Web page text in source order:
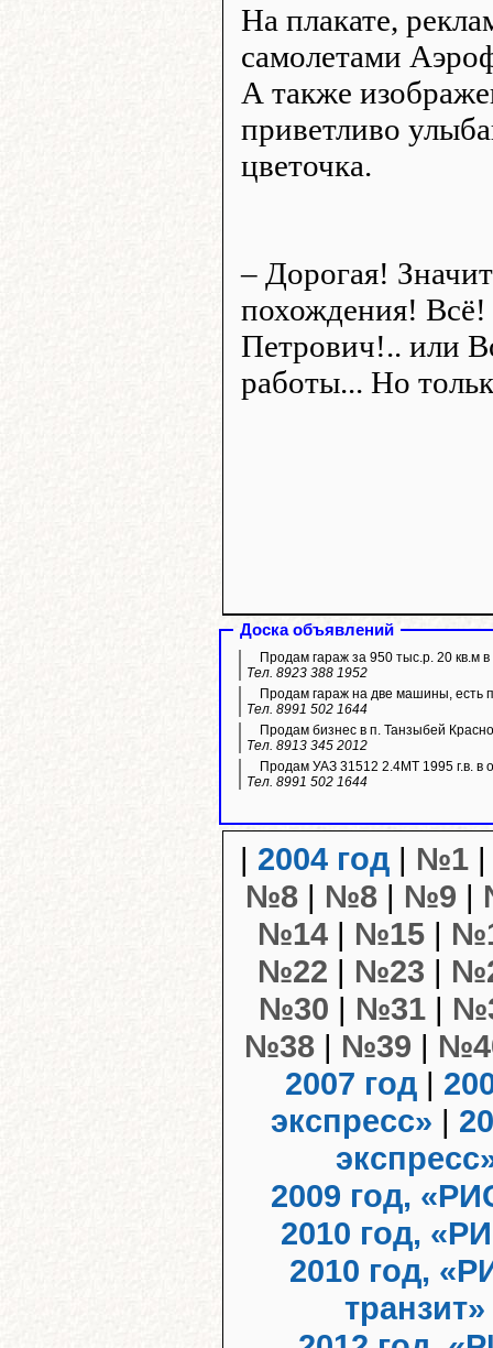
На плакате,
самолетами
А также
приветливо
цветочка.
– Дорогая!
похождения!
Петрович!.. или
работы... Но
Доска объявлений
Продам гараж за 950 тыс.р. 20 кв.м
Тел. 8923 388 1952
Продам гараж на две машины, есть
Тел. 8991 502 1644
Продам бизнес в п. Танзыбей
Тел. 8913 345 2012
Продам УАЗ 31512 2.4МТ 1995 г.в. в
Тел. 8991 502 1644
| 2004 год | №1
№8 | №8 | №9 |
№14 | №15 |
№22 | №23 |
№30 | №31 |
№38 | №39 |
2007 год |
экспресс» |
2009 год,
2010 год,
2010 год,
транзит»